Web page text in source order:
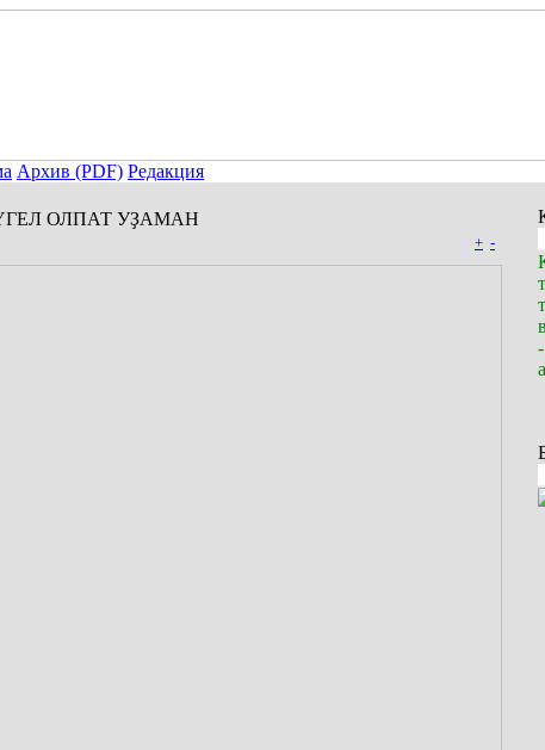
Архив (PDF) Редакция
ОЛПАТ УҘАМАН
+ -